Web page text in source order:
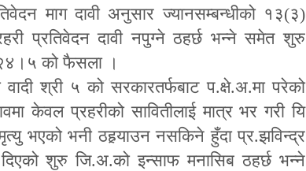
माग दावी अनुसार ज्यानसम्बन्धीको १३(३)
प्रतिवेदन दावी नपुग्ने ठहर्छ भन्ने समेत शुरु
को फैसला ।
श्री ५ को सरकारतर्फबाट प.क्षे.अ.मा परेको
केवल प्रहरीको सावितीलाई मात्र भर गरी यि
भएको भनी ठहयाउन नसकिने हुँदा प्र.झविन्द्र
शुरु जि.अ.को इन्साफ मनासिब ठहर्छ भन्ने